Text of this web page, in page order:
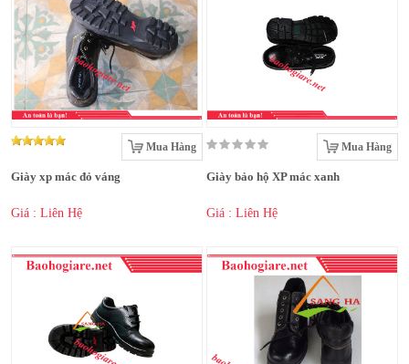
Mua Hàng
Giày xp mác đỏ váng
Giá : Liên Hệ
Mua Hàng
Giày bảo hộ XP mác xanh
Giá : Liên Hệ